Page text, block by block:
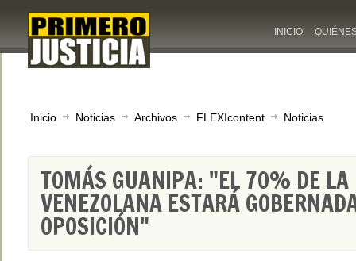
INICIO
Inicio Noticias Archivos FLEXIcontent Noticias
TOMÁS GUANIPA: "EL 70% DE LA
VENEZOLANA ESTARÁ
OPOSICIÓN"